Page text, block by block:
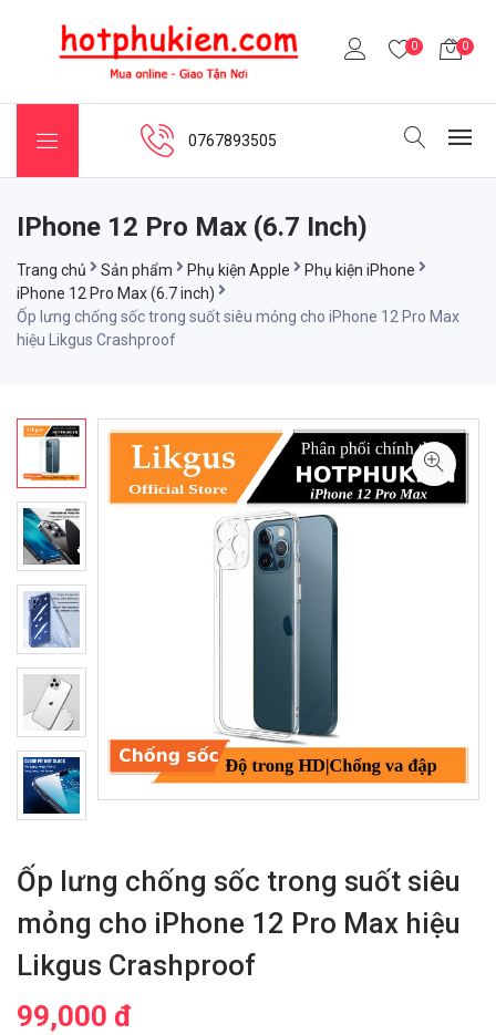
0 0
0767893505
IPhone 12 Pro Max (6.7 Inch)
Trang chủ Sản phẩm Phụ kiện Apple
Phụ kiện iPhone
iPhone 12 Pro Max (6.7 inch)
Ốp lưng chống sốc trong suốt siêu mỏng cho iPhone 12 Pro Max
hiệu Likgus Crashproof
Ốp lưng chống sốc trong suốt siêu
mỏng cho iPhone 12 Pro Max hiệu
Likgus Crashproof
99,000 đ